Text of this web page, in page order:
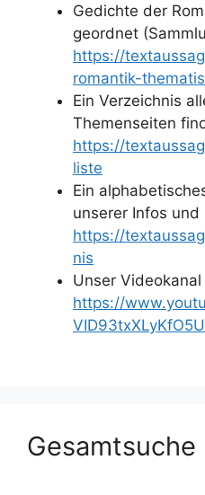
Gedichte der
geordnet
https://
romantik-
Ein Verzeichnis
Themenseiten
https://
liste
Ein
unserer Infos
https://
nis
Unser
https://
Gesamtsuche